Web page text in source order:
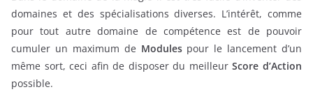
domaines et des spécialisations diverses. L’intérêt, comme
pour tout autre domaine de compétence est de pouvoir
cumuler un maximum de Modulespour le lancement d’un
même sort, ceci afin de disposer du meilleurScore d’Action
possible.